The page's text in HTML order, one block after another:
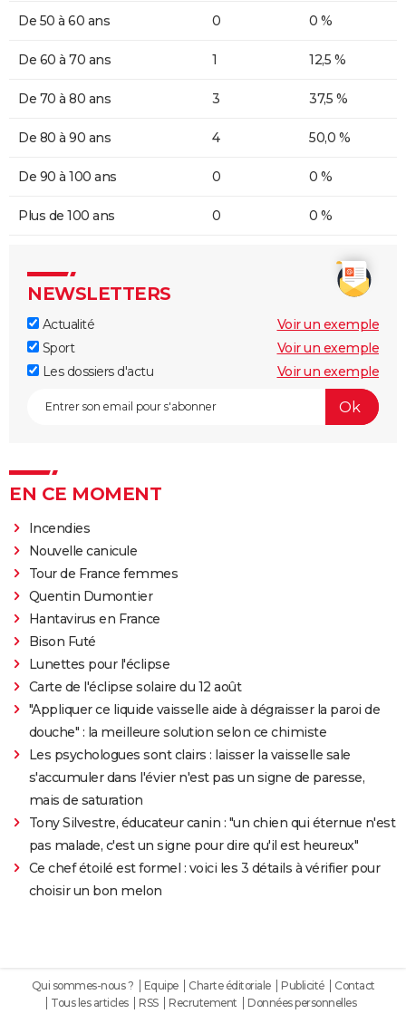
De 50 à 60 ans 0 0 %
De 60 à 70 ans 1 12,5 %
De 70 à 80 ans 3 37,5 %
De 80 à 90 ans 4 50,0 %
De 90 à 100 ans 0 0 %
Plus de 100 ans 0 0 %
NEWSLETTERS
Actualité
Voir un exemple
Sport
Voir un exemple
Les dossiers d'actu
Voir un exemple
EN CE MOMENT
Incendies
Nouvelle canicule
Tour de France femmes
Quentin Dumontier
Hantavirus en France
Bison Futé
Lunettes pour l'éclipse
Carte de l'éclipse solaire du 12 août
"Appliquer ce liquide vaisselle aide à dégraisser la paroi de
douche" : la meilleure solution selon ce chimiste
Les psychologues sont clairs : laisser la vaisselle sale
s'accumuler dans l'évier n'est pas un signe de paresse,
mais de saturation
Tony Silvestre, éducateur canin : "un chien qui éternue n'est
pas malade, c'est un signe pour dire qu'il est heureux"
Ce chef étoilé est formel : voici les 3 détails à vérifier pour
choisir un bon melon
Qui sommes-nous ? Equipe Charte éditoriale Publicité
Contact
Tous les articles
RSS Recrutement
Données personnelles